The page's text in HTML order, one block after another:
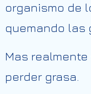
organismo de
quemando las
Mas
perder grasa.